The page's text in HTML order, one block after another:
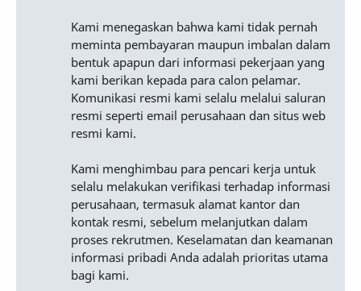
Kami menegaskan bahwa kami tidak pernah
meminta pembayaran maupun imbalan dalam
bentuk apapun dari informasi pekerjaan yang
kami berikan kepada para calon pelamar.
Komunikasi resmi kami selalu melalui saluran
resmi seperti email perusahaan dan situs web
resmi kami.
Kami menghimbau para pencari kerja untuk
selalu melakukan verifikasi terhadap informasi
perusahaan, termasuk alamat kantor dan
kontak resmi, sebelum melanjutkan dalam
proses rekrutmen. Keselamatan dan keamanan
informasi pribadi Anda adalah prioritas utama
bagi kami.